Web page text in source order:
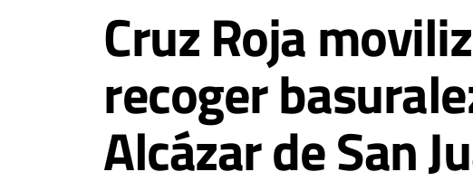
Cruz Roja
recoger
Alcázar de San